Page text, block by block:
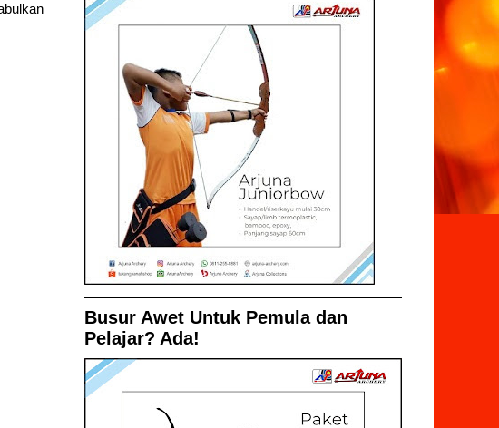
Busur Awet Untuk Pemula dan
Pelajar? Ada!